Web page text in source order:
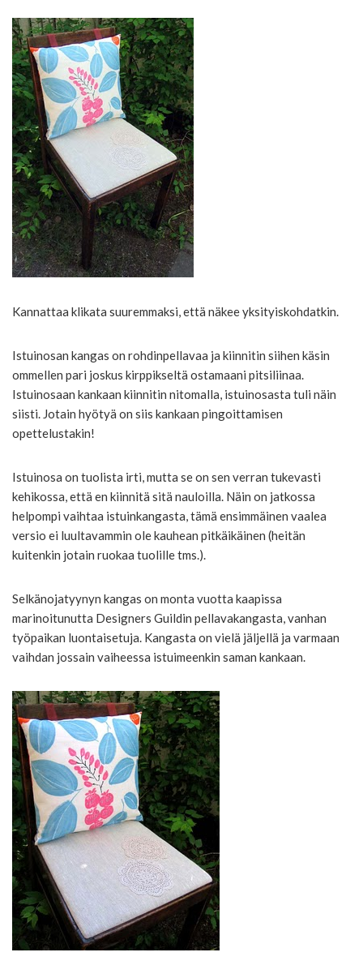
Kannattaa klikata suuremmaksi, että näkee yksityiskohdatkin.
Istuinosan kangas on rohdinpellavaa ja kiinnitin siihen käsin
ommellen pari joskus kirppikseltä ostamaani pitsiliinaa.
Istuinosaan kankaan kiinnitin nitomalla, istuinosasta tuli näin
siisti. Jotain hyötyä on siis kankaan pingoittamisen
opettelustakin!
Istuinosa on tuolista irti, mutta se on sen verran tukevasti
kehikossa, että en kiinnitä sitä nauloilla. Näin on jatkossa
helpompi vaihtaa istuinkangasta, tämä ensimmäinen vaalea
versio ei luultavammin ole kauhean pitkäikäinen (heitän
kuitenkin jotain ruokaa tuolille tms.).
Selkänojatyynyn kangas on monta vuotta kaapissa
marinoitunutta Designers Guildin pellavakangasta, vanhan
työpaikan luontaisetuja. Kangasta on vielä jäljellä ja varmaan
vaihdan jossain vaiheessa istuimeenkin saman kankaan.